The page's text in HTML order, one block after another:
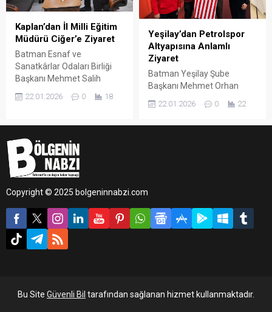
Kaplan’dan İl Milli Eğitim
Müdürü Ciğer’e Ziyaret
Batman Esnaf ve
Sanatkârlar Odaları Birliği
Başkanı Mehmet Salih
Eğitim Müdürü Yaşar Ciğer’i
Samimi bir atmosferde
gerçekleşen görüşmede,
eğitim camiası ile esnafı
ilgilendiren güncel konular
ele alındı.
22.01.2026 0 18
Yeşilay’dan Petrolspor
Altyapısına Anlamlı
Ziyaret
Batman Yeşilay Şube
Başkanı Mehmet Orhan
Altyapı Kulübü’nü ziyaret
korunmasında sporun
önemi ele alındı.
22.01.2026 0 22
Copyright © 2025 bolgeninnabzi.com
Bu Site Güvenli Bil tarafından sağlanan hizmet kullanmaktadır.